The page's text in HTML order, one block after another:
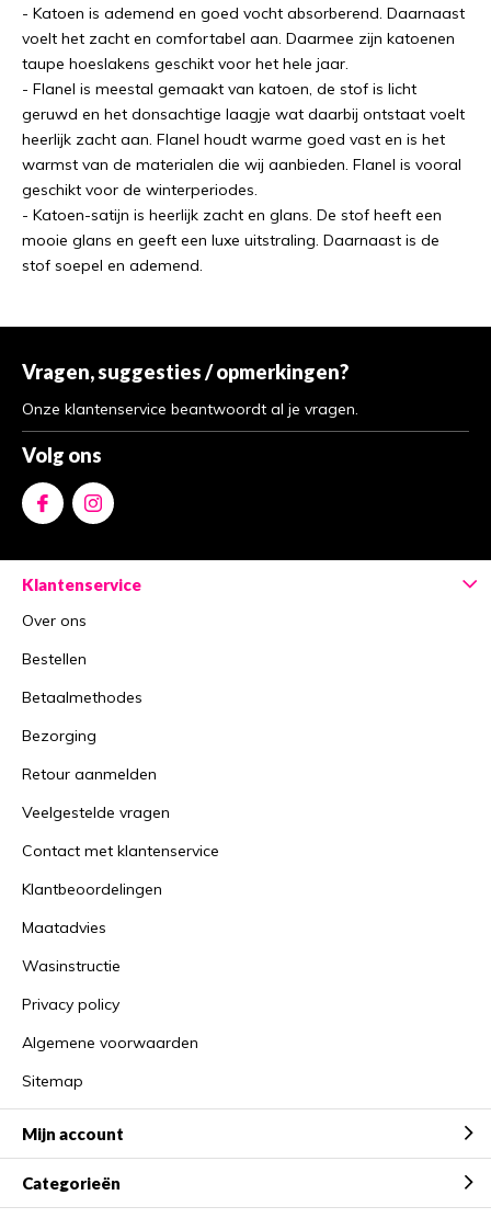
- Katoen is ademend en goed vocht absorberend. Daarnaast
voelt het zacht en comfortabel aan. Daarmee zijn katoenen
taupe hoeslakens geschikt voor het hele jaar.
- Flanel is meestal gemaakt van katoen, de stof is licht
geruwd en het donsachtige laagje wat daarbij ontstaat voelt
heerlijk zacht aan. Flanel houdt warme goed vast en is het
warmst van de materialen die wij aanbieden. Flanel is vooral
geschikt voor de winterperiodes.
- Katoen-satijn is heerlijk zacht en glans. De stof heeft een
mooie glans en geeft een luxe uitstraling. Daarnaast is de
stof soepel en ademend.
Vragen, suggesties / opmerkingen?
Onze klantenservice beantwoordt al je vragen.
Volg ons
Klantenservice
Over ons
Bestellen
Betaalmethodes
Bezorging
Retour aanmelden
Veelgestelde vragen
Contact met klantenservice
Klantbeoordelingen
Maatadvies
Wasinstructie
Privacy policy
Algemene voorwaarden
Sitemap
Mijn account
Categorieën